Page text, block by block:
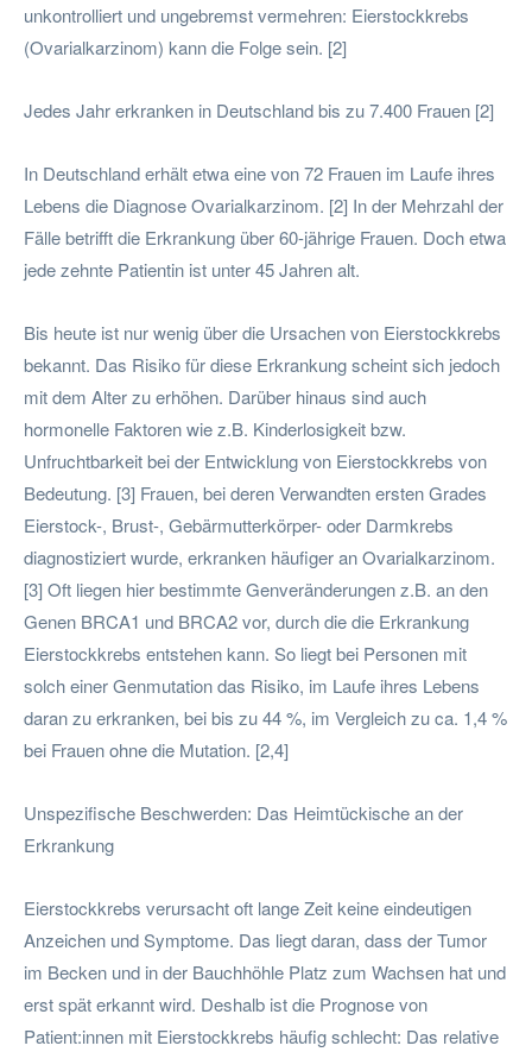
unkontrolliert und ungebremst vermehren: Eierstockkrebs
(Ovarialkarzinom) kann die Folge sein. [2]
Jedes Jahr erkranken in Deutschland bis zu 7.400 Frauen [2]
In Deutschland erhält etwa eine von 72 Frauen im Laufe ihres
Lebens die Diagnose Ovarialkarzinom. [2] In der Mehrzahl der
Fälle betrifft die Erkrankung über 60-jährige Frauen. Doch etwa
jede zehnte Patientin ist unter 45 Jahren alt.
Bis heute ist nur wenig über die Ursachen von Eierstockkrebs
bekannt. Das Risiko für diese Erkrankung scheint sich jedoch
mit dem Alter zu erhöhen. Darüber hinaus sind auch
hormonelle Faktoren wie z.B. Kinderlosigkeit bzw.
Unfruchtbarkeit bei der Entwicklung von Eierstockkrebs von
Bedeutung. [3] Frauen, bei deren Verwandten ersten Grades
Eierstock-, Brust-, Gebärmutterkörper- oder Darmkrebs
diagnostiziert wurde, erkranken häufiger an Ovarialkarzinom.
[3] Oft liegen hier bestimmte Genveränderungen z.B. an den
Genen BRCA1 und BRCA2 vor, durch die die Erkrankung
Eierstockkrebs entstehen kann. So liegt bei Personen mit
solch einer Genmutation das Risiko, im Laufe ihres Lebens
daran zu erkranken, bei bis zu 44 %, im Vergleich zu ca. 1,4 %
bei Frauen ohne die Mutation. [2,4]
Unspezifische Beschwerden: Das Heimtückische an der
Erkrankung
Eierstockkrebs verursacht oft lange Zeit keine eindeutigen
Anzeichen und Symptome. Das liegt daran, dass der Tumor
im Becken und in der Bauchhöhle Platz zum Wachsen hat und
erst spät erkannt wird. Deshalb ist die Prognose von
Patient:innen mit Eierstockkrebs häufig schlecht: Das relative